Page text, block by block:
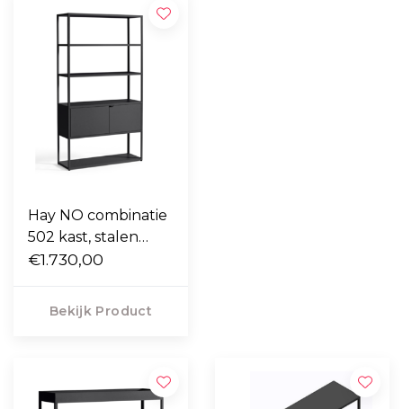
Hay NO combinatie
502 kast, stalen
schuifdeur
€1.730,00
Bekijk Product